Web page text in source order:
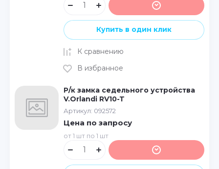
Купить в один клик
К сравнению
В избранное
Р/к замка седельного устройства
V.Orlandi RV10-T
Артикул: 092572
Цена по запросу
от 1 шт по 1 шт